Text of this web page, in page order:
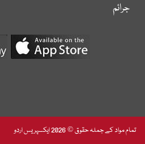
جرائم
تمام مواد کے جملہ حقوق © 2026 ایکسپریس اردو